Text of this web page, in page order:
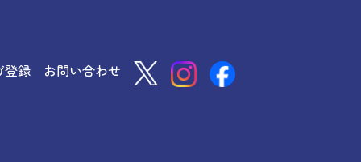
登録 お問い合わせ